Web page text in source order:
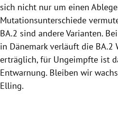
sich nicht nur um einen
Mutationsunterschiede
BA.2 sind andere Varianten.
in Dänemark verläuft die BA.2
erträglich, für Ungeimpfte ist
Entwarnung. Bleiben wir
Elling.